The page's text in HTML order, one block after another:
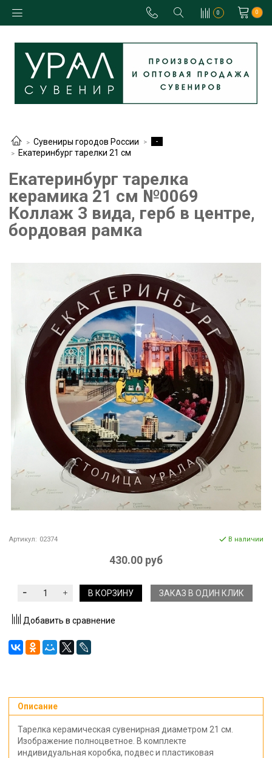
0 0
Сувениры городов России
-
Екатеринбург тарелки 21 см
Екатеринбург тарелка
керамика 21 см №0069
Коллаж 3 вида, герб в центре,
бордовая рамка
Артикул: 02374 В наличии
430.00 руб
В КОРЗИНУ ЗАКАЗ В ОДИН КЛИК
Добавить в сравнение
Описание
Тарелка керамическая сувенирная диаметром 21 см.
Изображение полноцветное. В комплекте
индивидуальная коробка, подвес и пластиковая